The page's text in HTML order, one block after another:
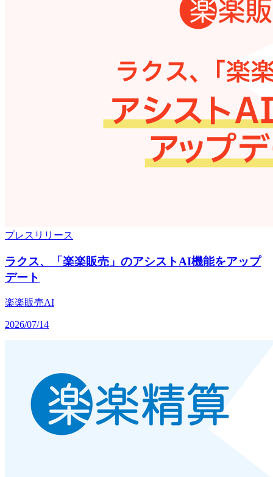
プレスリリース
ラクス、「楽楽販売」のアシストAI機能をアップ
デート
楽楽販売AI
2026/07/14